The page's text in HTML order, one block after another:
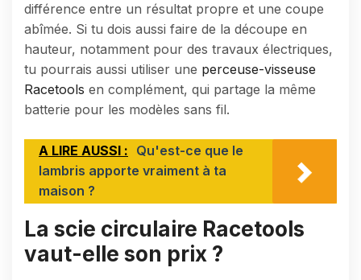
différence entre un résultat propre et une coupe
abîmée. Si tu dois aussi faire de la découpe en
hauteur, notamment pour des travaux électriques,
tu pourrais aussi utiliser une perceuse-visseuse
Racetools en complément, qui partage la même
batterie pour les modèles sans fil.
A LIRE AUSSI : Qu'est-ce que le
lambris apporte vraiment à ta
maison ?
La scie circulaire Racetools
vaut-elle son prix ?